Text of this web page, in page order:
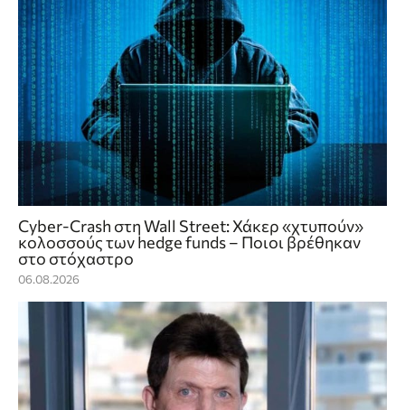
Cyber-Crash στη Wall Street: Χάκερ «χτυπούν»
κολοσσούς των hedge funds – Ποιοι βρέθηκαν
στο στόχαστρο
06.08.2026